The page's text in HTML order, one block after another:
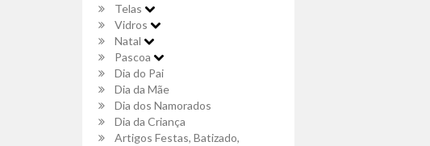
Telas
Vidros
Natal
Pascoa
Dia do Pai
Dia da Mãe
Dia dos Namorados
Dia da Criança
Artigos Festas, Batizado,